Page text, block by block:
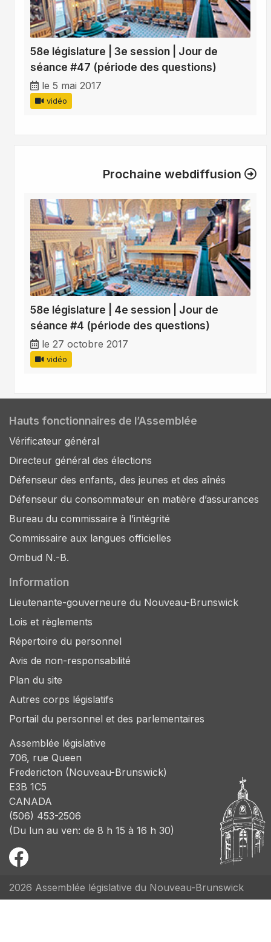
58e législature | 3e session | Jour de
séance #47 (période des questions)
le 5 mai 2017
vidéo
Prochaine webdiffusion
58e législature | 4e session | Jour de
séance #4 (période des questions)
le 27 octobre 2017
vidéo
Hauts fonctionnaires de l’Assemblée
Vérificateur général
Directeur général des élections
Défenseur des enfants, des jeunes et des aînés
Défenseur du consommateur en matière d’assurances
Bureau du commissaire à l’intégrité
Commissaire aux langues officielles
Ombud N.-B.
Information
Lieutenante-gouverneure du Nouveau-Brunswick
Lois et règlements
Répertoire du personnel
Avis de non-responsabilité
Plan du site
Autres corps législatifs
Portail du personnel et des parlementaires
Assemblée législative
706, rue Queen
Fredericton (Nouveau-Brunswick)
E3B 1C5
CANADA
(506) 453-2506
(Du lun au ven: de 8 h 15 à 16 h 30)
2026 Assemblée législative du Nouveau-Brunswick